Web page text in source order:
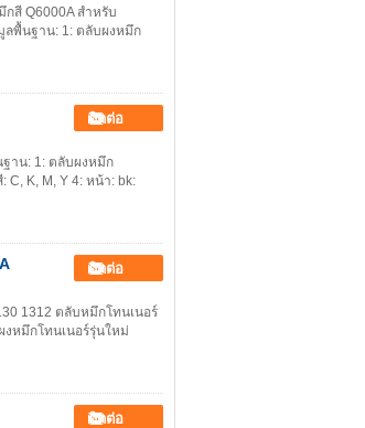
สี Q6000A สำหรับ
ลพื้นฐาน: 1: ตลับผงหมึก
ติดต่อ
ฐาน: 1: ตลับผงหมึก
C, K, M, Y 4: หน้า: bk:
ติดต่อ
1312 ตลับหมึกโทนเนอร์
งหมึกโทนเนอร์รุ่นใหม่
ติดต่อ